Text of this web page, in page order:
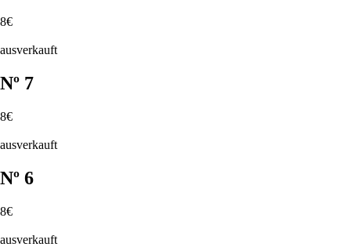
8€
ausverkauft
Nº 7
8€
ausverkauft
Nº 6
8€
ausverkauft